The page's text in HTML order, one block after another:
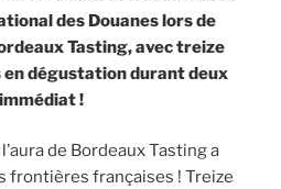
des Douanes lors de
Tasting, avec treize
dégustation durant deux
!
de Bordeaux Tasting a
frontières françaises ! Treize